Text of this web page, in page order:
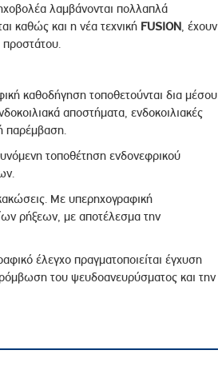
λαμβάνονται πολλαπλά
καθώς και η νέα τεχνική FUSION, έχουν
προστάτου.
καθοδήγηση τοποθετούνται δια μέσου
αποστήματα, ενδοκοιλιακές
παρέμβαση.
τοποθέτηση ενδονεφρικού
Με υπερηχογραφική
ρήξεων, με αποτέλεσμα την
έλεγχο πραγματοποιείται έγχυση
του ψευδοανευρύσματος και την